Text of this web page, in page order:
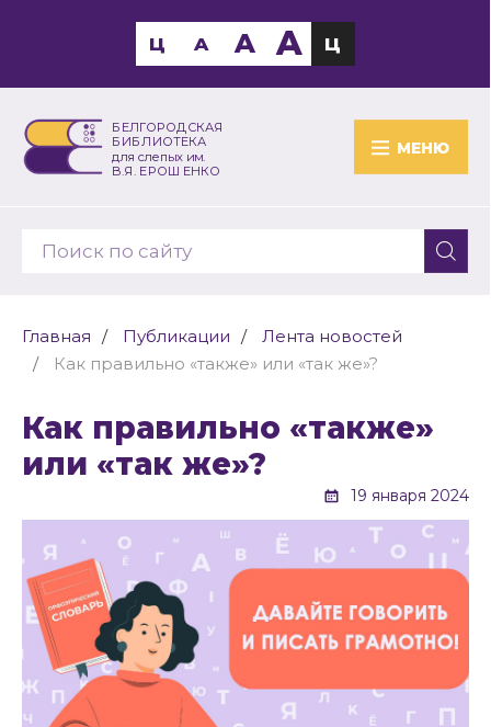
БЕЛГОРОДСКАЯ
БИБЛИОТЕКА
для слепых им.
В.Я. ЕРОШЕНКО
МЕНЮ
Ц A A A Ц
Главная Публикации
Лента новостей
Как правильно «также» или «так же»?
Как правильно «также»
или «так же»?
19 января 2024